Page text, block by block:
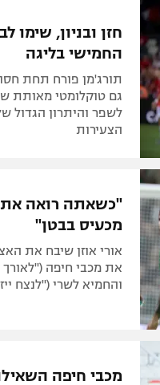
חזן ובניון,
החמישי בליגה
תורג'מן פורח תחת
גם טוקלומטי מאותת
לשפר והיתרון הגדול
הצעירות
"כשאתה רואה את
מכעיס בבטן"
את מכבי חיפה ("לאורך
והחמיא לשרי ("לנצח
מכבי חיפה